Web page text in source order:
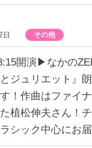
日 その他
開演▶︎なかの
とジュリエット』
！作曲はファイ
植松伸夫さん！
シック中心にお